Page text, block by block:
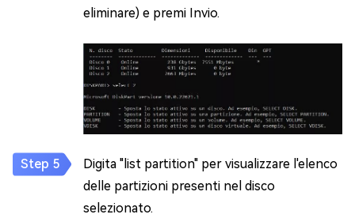
eliminare) e premi Invio.
Digita "list partition" per visualizzare l'elenco
delle partizioni presenti nel disco
selezionato.